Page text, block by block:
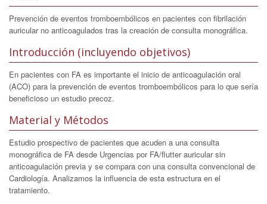
Prevención de eventos tromboembólicos en pacientes con fibrilación
auricular no anticoagulados tras la creación de consulta monográfica.
Introducción (incluyendo objetivos)
En pacientes con FA es importante el inicio de anticoagulación oral
(ACO) para la prevención de eventos tromboembólicos para lo que sería
beneficioso un estudio precoz.
Material y Métodos
Estudio prospectivo de pacientes que acuden a una consulta
monográfica de FA desde Urgencias por FA/flutter auricular sin
anticoagulación previa y se compara con una consulta convencional de
Cardiología. Analizamos la influencia de esta estructura en el
tratamiento.